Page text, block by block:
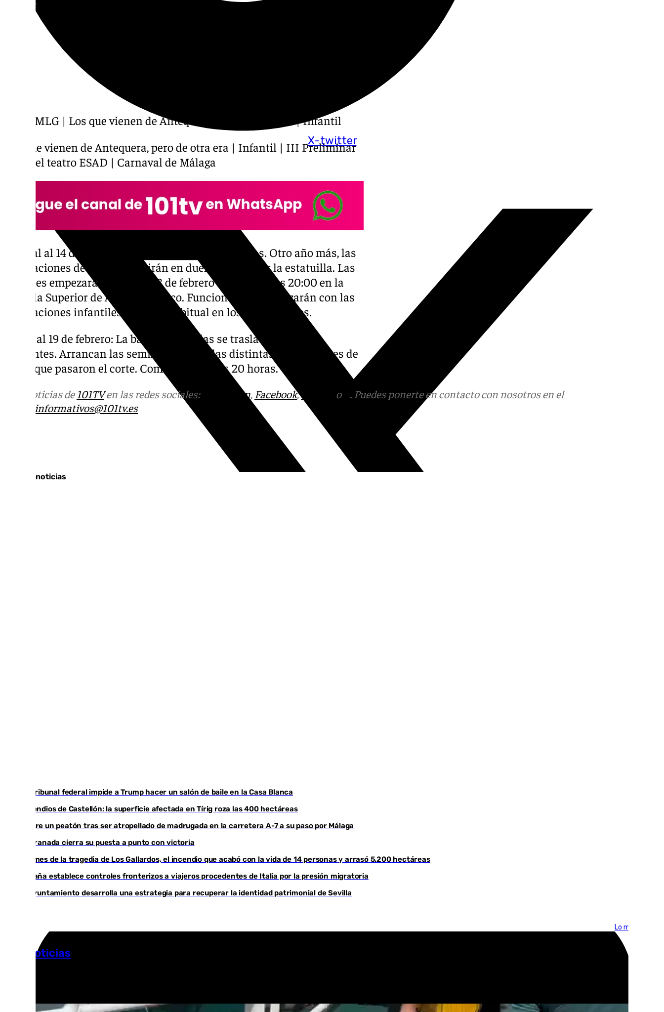
X-twitter
Compartir:
COACMLG | Los que vienen de Antequera, pero de otra era | Infantil
Los que vienen de Antequera, pero de otra era | Infantil | III Preliminar
desde el teatro ESAD | Carnaval de Málaga
Del 8 al al 14 de febrero: Empieza la batalla de coplas. Otro año más, las
agrupaciones de canto se batirán en duelo para lograr la estatuilla. Las
sesiones empezarán el sábado 8 de febrero a partir de las 20:00 en la
Escuela Superior de Arte Dramático. Funciones que empezarán con las
agrupaciones infantiles como es habitual en los últimos años.
Del 16 al 19 de febrero: La batalla de coplas se traslada al Teatro
Cervantes. Arrancan las semifinales para las distintas agrupaciones de
canto que pasaron el corte. Comenzarán a las 20 horas.
Más noticias de 101TVen las redes sociales: Instagram, Facebook,Tik Tok o
. Puedes ponerte en contacto con nosotros en el
informativos@101tv.es
Últimas noticias
Un tribunal federal impide a Trump hacer un salón de baile en la Casa Blanca
Incendios de Castellón: la superficie afectada en Tírig roza las 400 hectáreas
Muere un peatón tras ser atropellado de madrugada en la carretera A-7 a su paso por Málaga
El Granada cierra su puesta a punto con victoria
Un mes de la tragedia de Los Gallardos, el incendio que acabó con la vida de 14 personas y arrasó 5.200 hectáreas
España establece controles fronterizos a viajeros procedentes de Italia por la presión migratoria
El Ayuntamiento desarrolla una estrategia para recuperar la identidad patrimonial de Sevilla
Lo más visto >
Más noticias